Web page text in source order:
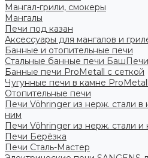
Мангал-грили, смокеры
Мангалы
Печи под казан
Аксессуары для мангалов и
Банные и отопительные печи
Стальные банные печи БашПечи
Банные печи ProMetall с сеткой
Чугунные печи в камне ProMetall
Отопительные печи
Печи Vöhringer из нерж. стали
ним
Печи Vöhringer из нерж. стали
Печи Берёзка
Печи Сталь-Мастер